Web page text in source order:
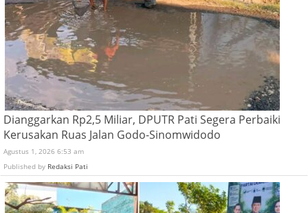
Dianggarkan Rp2,5 Miliar, DPUTR Pati Segera Perbaiki
Kerusakan Ruas Jalan Godo-Sinomwidodo
Agustus 1, 2026 6:53 am
Published by Redaksi Pati